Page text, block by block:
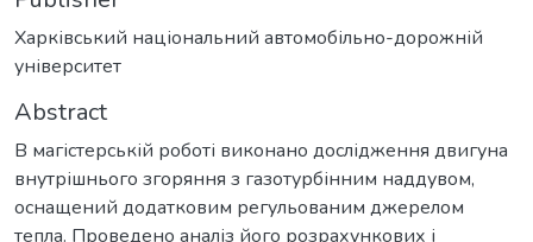
Харківський національний автомобільно-дорожній
університет
Abstract
В магістерській роботі виконано дослідження двигуна
внутрішнього згоряння з газотурбінним наддувом,
оснащений додатковим регульованим джерелом
тепла. Проведено аналіз його розрахункових і